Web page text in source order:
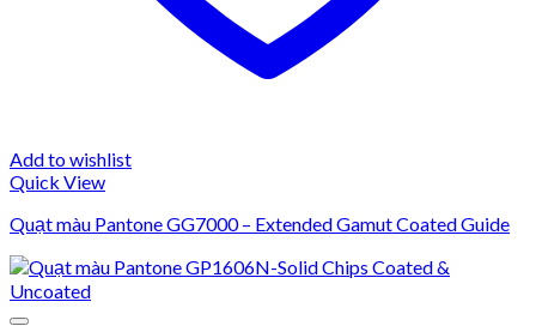
Add to wishlist
Quick View
Quạt màu Pantone GG7000 – Extended Gamut Coated Guide